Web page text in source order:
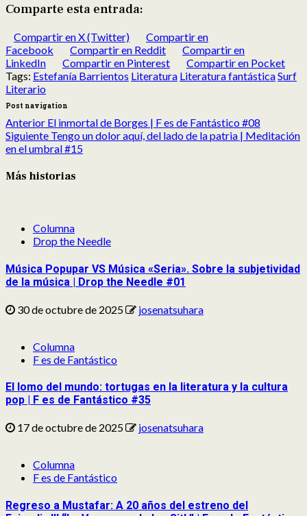
Comparte esta entrada:
Compartir en X (Twitter)
Compartir en
Facebook
Compartir en Reddit
Compartir en
LinkedIn
Compartir en Pinterest
Compartir en Pocket
Tags: Estefanía Barrientos Literatura Literatura fantásticaSurf
Literario
Post navigation
Anterior El inmortal de Borges | F es de Fantástico #08
Siguiente Tengo un dolor aquí, del lado de la patria | Meditación
en el umbral #15
Más historias
Columna
Drop the Needle
Música Popupar VS Música «Seria». Sobre la subjetividad
de la música | Drop the Needle #01
30 de octubre de 2025 josenatsuhara
Columna
F es de Fantástico
El lomo del mundo: tortugas en la literatura y la cultura
pop | F es de Fantástico #35
17 de octubre de 2025 josenatsuhara
Columna
F es de Fantástico
Regreso a Mustafar: A 20 años del estreno del